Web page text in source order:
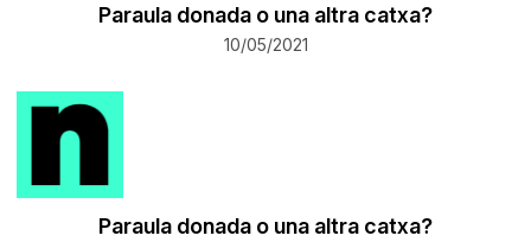
Paraula donada o una altra catxa?
10/05/2021
Paraula donada o una altra catxa?